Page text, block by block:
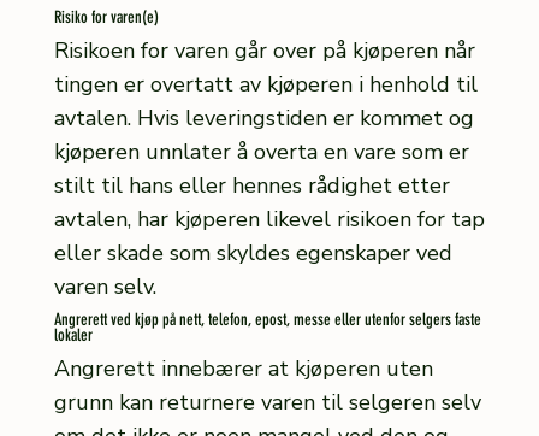
Risiko for varen(e)
Risikoen for varen går over på kjøperen når
tingen er overtatt av kjøperen i henhold til
avtalen. Hvis leveringstiden er kommet og
kjøperen unnlater å overta en vare som er
stilt til hans eller hennes rådighet etter
avtalen, har kjøperen likevel risikoen for tap
eller skade som skyldes egenskaper ved
varen selv.
Angrerett ved kjøp på nett, telefon, epost, messe eller utenfor selgers faste
lokaler
Angrerett innebærer at kjøperen uten
grunn kan returnere varen til selgeren selv